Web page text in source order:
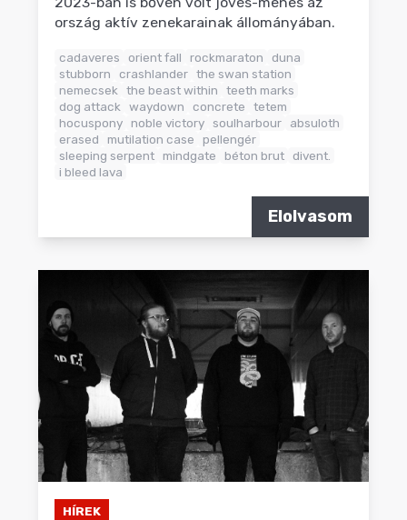
ország aktív zenekarainak állományában.
cadaveres orient fall rockmaraton
duna
stubborn
crashlander the swan station
nemecsek
the beast within
teeth marks
dog attack
waydown concrete
tetem
hocuspony noble victory soulharbour
absuloth
erased
mutilation case
pellengér
sleeping serpent mindgate béton brut
divent.
i bleed lava
Elolvasom
HÍREK